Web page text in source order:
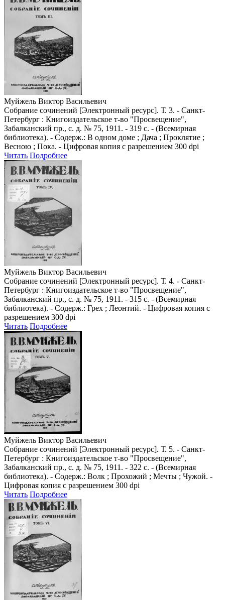
Муйжель Виктор Васильевич
Собрание сочинений [Электронный ресурс]. Т. 3. - Санкт-
Петербург : Книгоиздательское т-во "Просвещение",
Забалканский пр., с. д. № 75, 1911. - 319 с. - (Всемирная
библиотека). - Содерж.: В одном доме ; Дача ; Проклятие ;
Весною ; Пока. - Цифровая копия с разрешением 300 dpi
Читать Подробнее
Муйжель Виктор Васильевич
Собрание сочинений [Электронный ресурс]. Т. 4. - Санкт-
Петербург : Книгоиздательское т-во "Просвещение",
Забалканский пр., с. д. № 75, 1911. - 315 с. - (Всемирная
библиотека). - Содерж.: Грех ; Леонтий. - Цифровая копия с
разрешением 300 dpi
Читать Подробнее
Муйжель Виктор Васильевич
Собрание сочинений [Электронный ресурс]. Т. 5. - Санкт-
Петербург : Книгоиздательское т-во "Просвещение",
Забалканский пр., с. д. № 75, 1911. - 322 с. - (Всемирная
библиотека). - Содерж.: Волк ; Прохожий ; Мечты ; Чужой. -
Цифровая копия с разрешением 300 dpi
Читать Подробнее